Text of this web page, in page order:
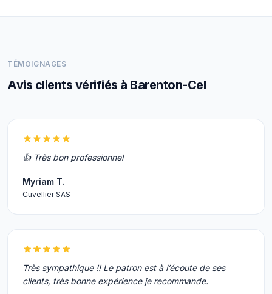
TÉMOIGNAGES
Avis clients vérifiés à Barenton-Cel
👍 Très bon professionnel
Myriam T.
Cuvellier SAS
Très sympathique !! Le patron est à l’écoute de ses
clients, très bonne expérience je recommande.